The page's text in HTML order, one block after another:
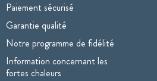
Paiement sécurisé
Garantie qualité
Notre programme de fidélité
Information concernant les
fortes chaleurs